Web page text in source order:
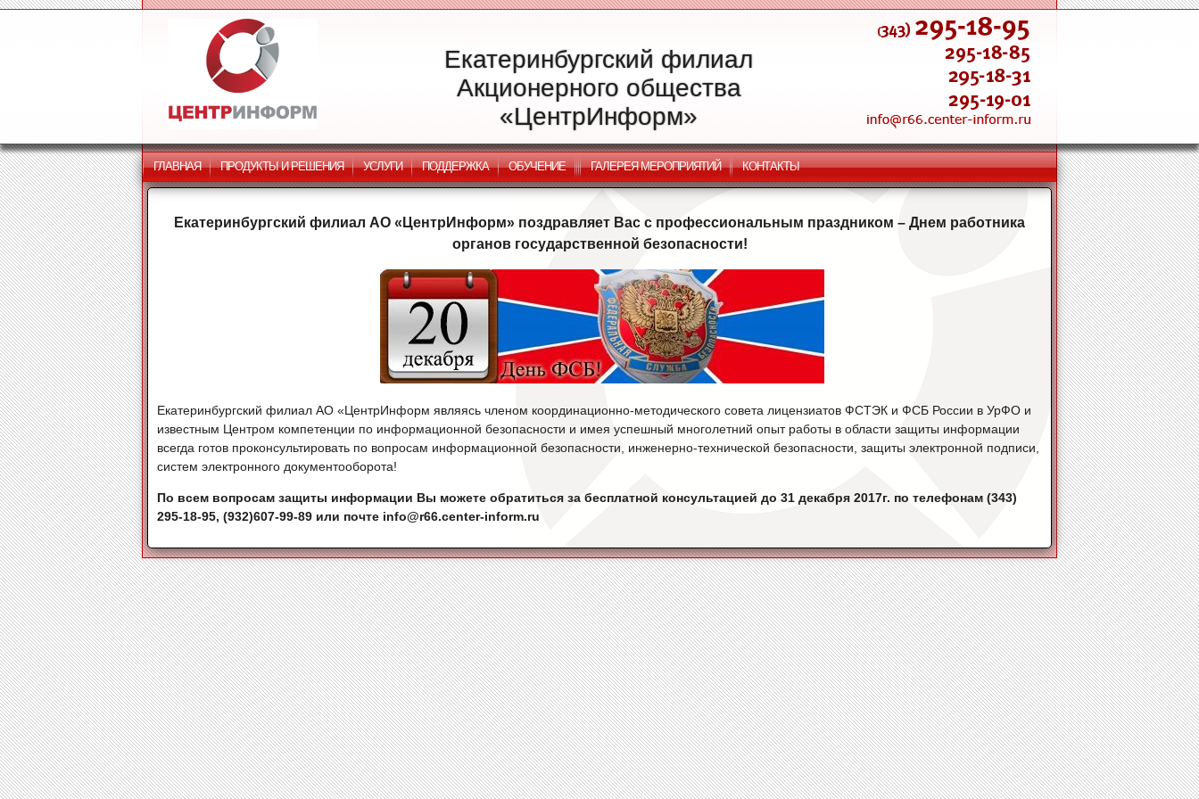
Екатеринбургский филиал
Акционерного общества
«ЦентрИнформ»
ГЛАВНАЯ ПРОДУКТЫ И РЕШЕНИЯ УСЛУГИ ПОДДЕРЖКА ОБУЧЕНИЕ ГАЛЕРЕЯ МЕРОПРИЯТИЙ КОНТАКТЫ
Екатеринбургский филиал АО «ЦентрИнформ» поздравляет Вас с профессиональным праздником – Днем работника
органов государственной безопасности!
Екатеринбургский филиал АО «ЦентрИнформ являясь членом координационно-методического совета лицензиатов ФСТЭК и ФСБ России в УрФО и
известным Центром компетенции по информационной безопасности и имея успешный многолетний опыт работы в области защиты информации
всегда готов проконсультировать по вопросам информационной безопасности, инженерно-технической безопасности, защиты электронной подписи,
систем электронного документооборота!
По всем вопросам защиты информации Вы можете обратиться за бесплатной консультацией до 31 декабря 2017г. по телефонам (343)
295-18-95, (932)607-99-89 или почте info@r66.center-inform.ru